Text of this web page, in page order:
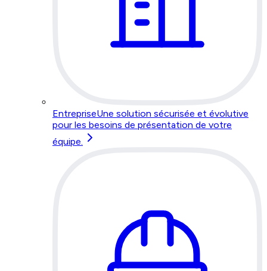
EntrepriseUne solution sécurisée et évolutive
pour les besoins de présentation de votre
équipe.